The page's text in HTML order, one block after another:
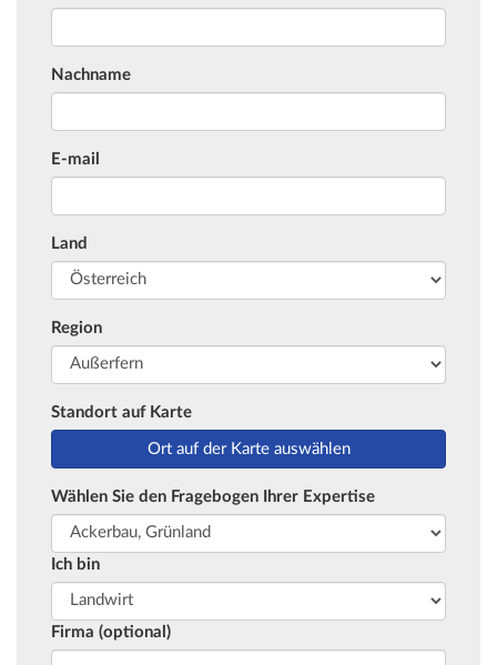
Nachname
E-mail
Land
Region
Standort auf Karte
Wählen Sie den Fragebogen Ihrer Expertise
Ich bin
Firma (optional)